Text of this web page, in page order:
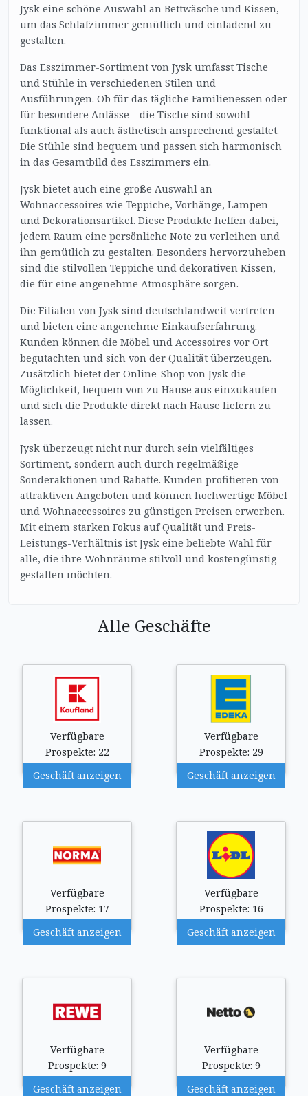
Jysk eine schöne Auswahl an Bettwäsche und Kissen,
um das Schlafzimmer gemütlich und einladend zu
gestalten.
Das Esszimmer-Sortiment von Jysk umfasst Tische
und Stühle in verschiedenen Stilen und
Ausführungen. Ob für das tägliche Familienessen oder
für besondere Anlässe – die Tische sind sowohl
funktional als auch ästhetisch ansprechend gestaltet.
Die Stühle sind bequem und passen sich harmonisch
in das Gesamtbild des Esszimmers ein.
Jysk bietet auch eine große Auswahl an
Wohnaccessoires wie Teppiche, Vorhänge, Lampen
und Dekorationsartikel. Diese Produkte helfen dabei,
jedem Raum eine persönliche Note zu verleihen und
ihn gemütlich zu gestalten. Besonders hervorzuheben
sind die stilvollen Teppiche und dekorativen Kissen,
die für eine angenehme Atmosphäre sorgen.
Die Filialen von Jysk sind deutschlandweit vertreten
und bieten eine angenehme Einkaufserfahrung.
Kunden können die Möbel und Accessoires vor Ort
begutachten und sich von der Qualität überzeugen.
Zusätzlich bietet der Online-Shop von Jysk die
Möglichkeit, bequem von zu Hause aus einzukaufen
und sich die Produkte direkt nach Hause liefern zu
lassen.
Jysk überzeugt nicht nur durch sein vielfältiges
Sortiment, sondern auch durch regelmäßige
Sonderaktionen und Rabatte. Kunden profitieren von
attraktiven Angeboten und können hochwertige Möbel
und Wohnaccessoires zu günstigen Preisen erwerben.
Mit einem starken Fokus auf Qualität und Preis-
Leistungs-Verhältnis ist Jysk eine beliebte Wahl für
alle, die ihre Wohnräume stilvoll und kostengünstig
gestalten möchten.
Alle Geschäfte
Verfügbare
Prospekte: 22
Geschäft anzeigen
Verfügbare
Prospekte: 29
Geschäft anzeigen
Verfügbare
Prospekte: 17
Geschäft anzeigen
Verfügbare
Prospekte: 16
Geschäft anzeigen
Verfügbare
Prospekte: 9
Geschäft anzeigen
Verfügbare
Prospekte: 9
Geschäft anzeigen